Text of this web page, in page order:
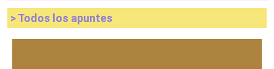
> Todos los apuntes